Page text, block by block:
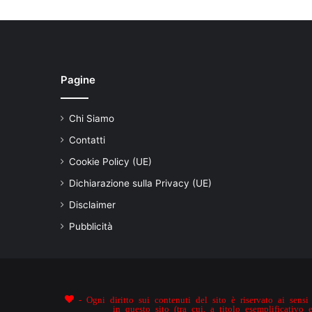
Pagine
Chi Siamo
Contatti
Cookie Policy (UE)
Dichiarazione sulla Privacy (UE)
Disclaimer
Pubblicità
- Ogni diritto sui contenuti del sito è riservato ai sensi
in questo sito (tra cui, a titolo esemplificativo e